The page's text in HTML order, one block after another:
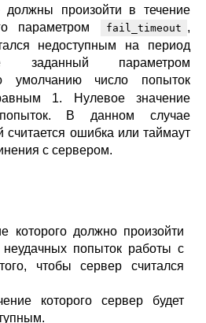
должны произойти в течение
параметром
fail_timeout ,
недоступным на период
заданный параметром
число попыток
1. Нулевое значение
В данном случае
считается ошибка или таймаут
с сервером.
которого должно произойти
неудачных попыток работы с
чтобы сервер считался
которого сервер будет